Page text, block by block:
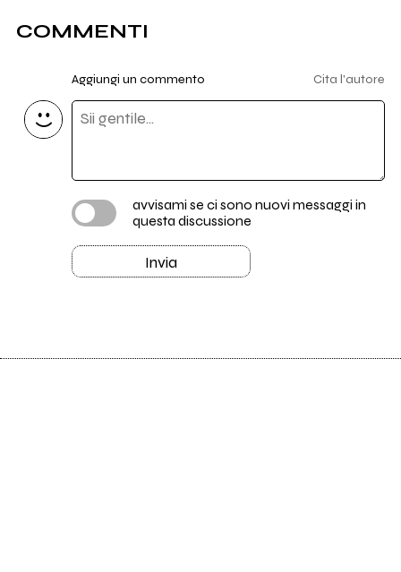
COMMENTI
Aggiungi un commento Cita l'autore
avvisami se ci sono nuovi messaggi in
questa discussione
Invia